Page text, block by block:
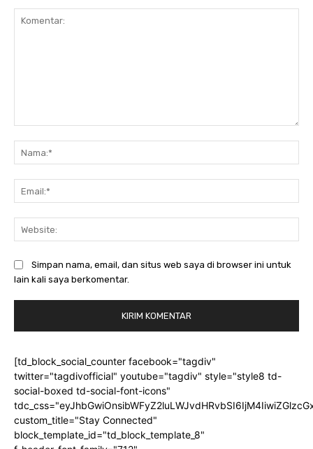
Simpan nama, email, dan situs web saya di browser ini untuk
lain kali saya berkomentar.
[td_block_social_counter facebook="tagdiv"
twitter="tagdivofficial" youtube="tagdiv" style="style8 td-
social-boxed td-social-font-icons"
custom_title="Stay Connected"
block_template_id="td_block_template_8"